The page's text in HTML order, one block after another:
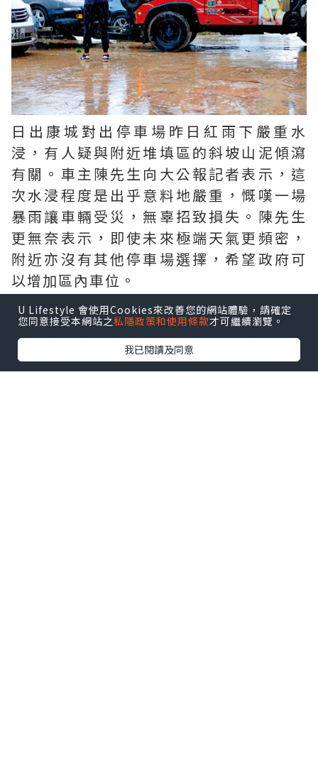
日出康城對出停車場昨日紅雨下嚴重水
浸，有人疑與附近堆填區的斜坡山泥傾瀉
有關。車主陳先生向大公報記者表示，這
次水浸程度是出乎意料地嚴重，慨嘆一場
暴雨讓車輛受災，無辜招致損失。陳先生
更無奈表示，即使未來極端天氣更頻密，
附近亦沒有其他停車場選擇，希望政府可
以增加區內車位。
對於是次水浸的範圍比過去更大，有車主
認為是旁邊的復修堆填區綠化範圍的斜坡
發生山泥傾瀉，有雨水連同泥土沖下來湧
U Lifestyle 會使用Cookies來改善您的網站體驗，請確定
您同意接受本網站之私隱政策和使用條款才可繼續瀏覽。
我已閱讀及同意